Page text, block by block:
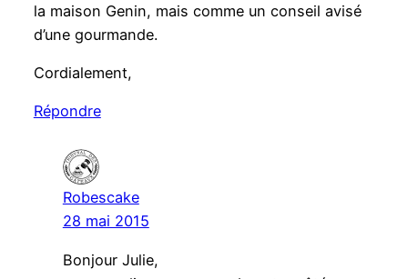
la maison Genin, mais comme un conseil avisé
d’une gourmande.
Cordialement,
Répondre
Robescake
28 mai 2015
Bonjour Julie,